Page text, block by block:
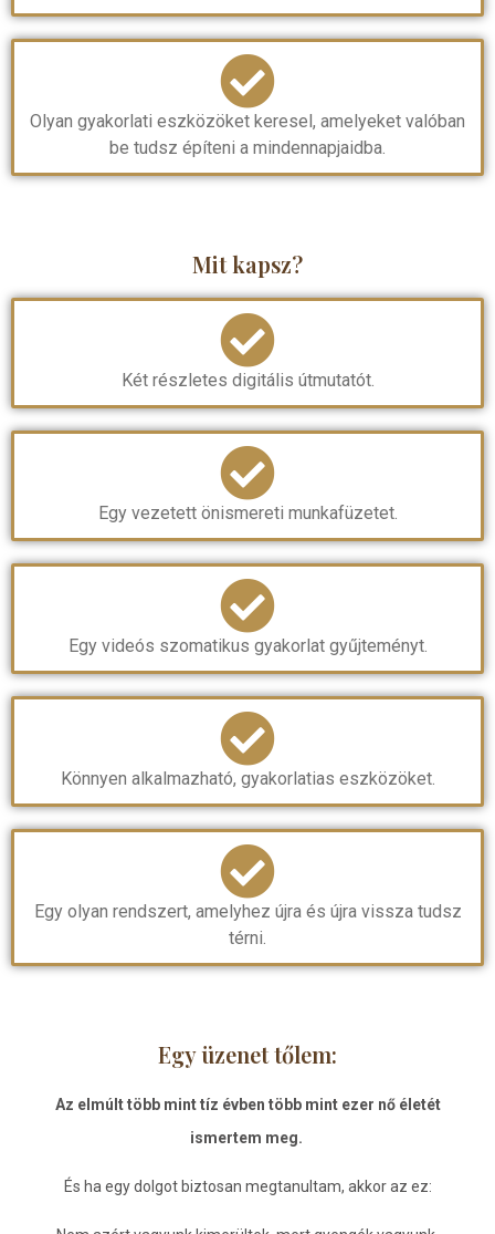
Olyan gyakorlati eszközöket keresel, amelyeket valóban
be tudsz építeni a mindennapjaidba.
Mit kapsz?
Két részletes digitális útmutatót.
Egy vezetett önismereti munkafüzetet.
Egy videós szomatikus gyakorlat gyűjteményt.
Könnyen alkalmazható, gyakorlatias eszközöket.
Egy olyan rendszert, amelyhez újra és újra vissza tudsz
térni.
Egy üzenet tőlem:
Az elmúlt több mint tíz évben több mint ezer nő életét
ismertem meg.
És ha egy dolgot biztosan megtanultam, akkor az ez: